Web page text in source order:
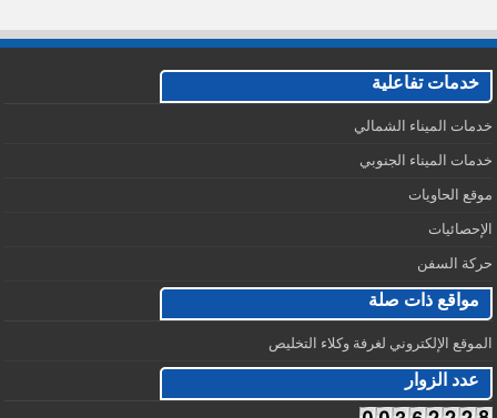
خدمات تفاعلية
خدمات الميناء الشمالي
خدمات الميناء الجنوبي
موقع الحاويات
الإحصائيات
حركة السفن
مواقع ذات صلة
الموقع الإلكتروني لغرفة وكلاء التخليص
عدد الزوار